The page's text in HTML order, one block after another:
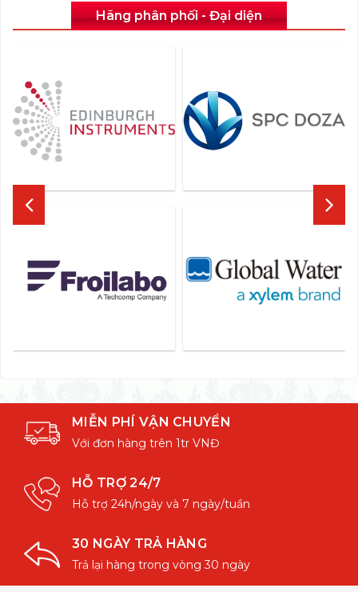
Hãng phân phối - Đại diện
MIỄN PHÍ VẬN CHUYỂN
Với đơn hàng trên 1tr VNĐ
HỖ TRỢ 24/7
Hỗ trợ 24h/ngày và 7 ngày/tuần
30 NGÀY TRẢ HÀNG
Trả lại hàng trong vòng 30 ngày